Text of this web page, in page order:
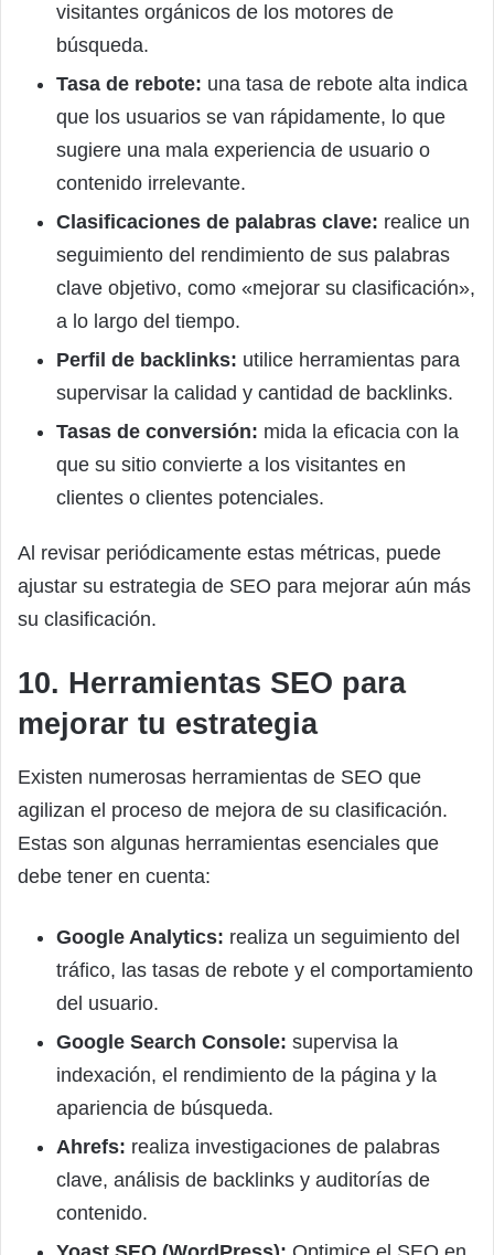
visitantes orgánicos de los motores de
búsqueda.
Tasa de rebote: una tasa de rebote alta indica
que los usuarios se van rápidamente, lo que
sugiere una mala experiencia de usuario o
contenido irrelevante.
Clasificaciones de palabras clave: realice un
seguimiento del rendimiento de sus palabras
clave objetivo, como «mejorar su clasificación»,
a lo largo del tiempo.
Perfil de backlinks: utilice herramientas para
supervisar la calidad y cantidad de backlinks.
Tasas de conversión: mida la eficacia con la
que su sitio convierte a los visitantes en
clientes o clientes potenciales.
Al revisar periódicamente estas métricas, puede
ajustar su estrategia de SEO para mejorar aún más
su clasificación.
10. Herramientas SEO para
mejorar tu estrategia
Existen numerosas herramientas de SEO que
agilizan el proceso de mejora de su clasificación.
Estas son algunas herramientas esenciales que
debe tener en cuenta:
Google Analytics: realiza un seguimiento del
tráfico, las tasas de rebote y el comportamiento
del usuario.
Google Search Console: supervisa la
indexación, el rendimiento de la página y la
apariencia de búsqueda.
Ahrefs: realiza investigaciones de palabras
clave, análisis de backlinks y auditorías de
contenido.